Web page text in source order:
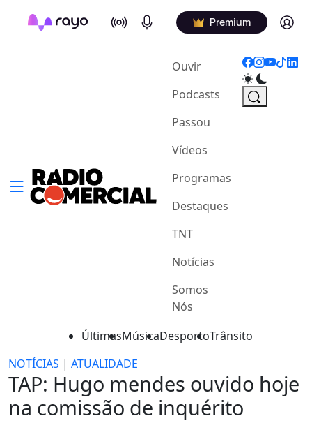
On Air Podcasts Premium Log in
Ouvir(current)
Podcasts
Passou
Vídeos
Programas
Destaques
TNT
Notícias
Somos
Nós
ÚltimasMúsicaDesportoTrânsito
NOTÍCIAS | ATUALIDADE
TAP: Hugo mendes ouvido hoje
na comissão de inquérito